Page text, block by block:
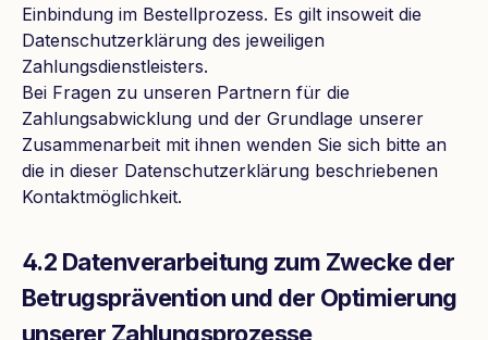
Einbindung im Bestellprozess. Es gilt insoweit die
Datenschutzerklärung des jeweiligen
Zahlungsdienstleisters.
Bei Fragen zu unseren Partnern für die
Zahlungsabwicklung und der Grundlage unserer
Zusammenarbeit mit ihnen wenden Sie sich bitte an
die in dieser Datenschutzerklärung beschriebenen
Kontaktmöglichkeit.
4.2 Datenverarbeitung zum Zwecke der
Betrugsprävention und der Optimierung
unserer Zahlungsprozesse